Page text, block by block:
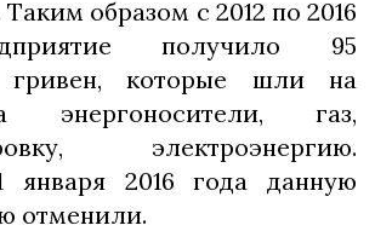
образом с 2012 по 2016
получило 95
гривен, которые шли на
энергоносители, газ,
электроэнергию.
января 2016 года данную
отменили.